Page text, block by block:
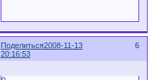
Поделиться 6
2008-11-13
20:16:53